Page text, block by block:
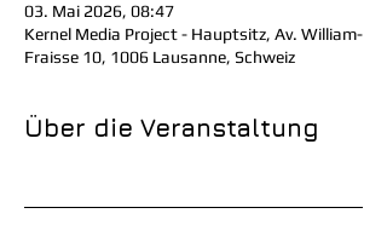
03. Mai 2026, 08:47
Kernel Media Project - Hauptsitz, Av. William-
Fraisse 10, 1006 Lausanne, Schweiz
Über die Veranstaltung